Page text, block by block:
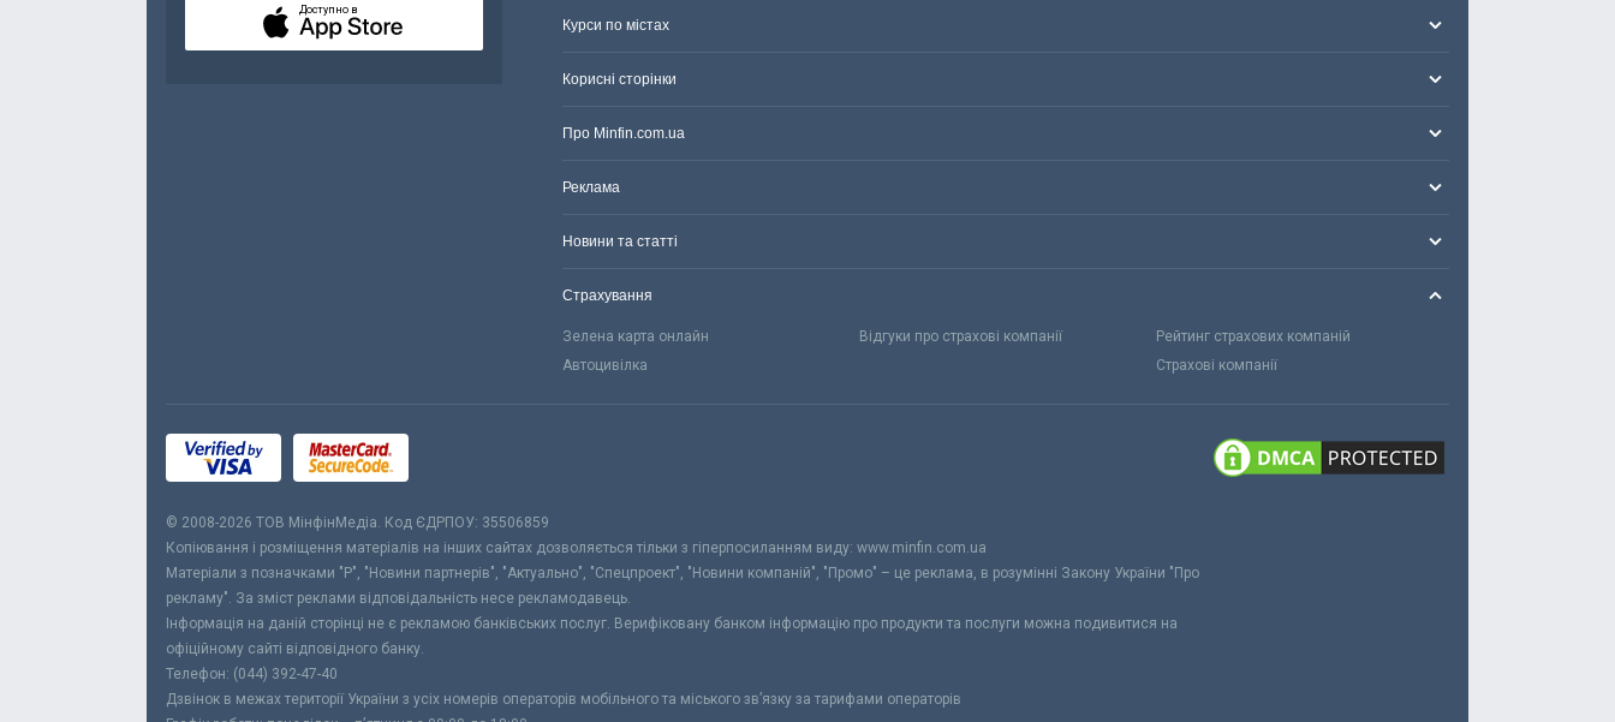
Доступно в
Курси по містах
Корисні сторінки
Про Minfin.com.ua
Реклама
Новини та статті
Страхування
Зелена карта онлайн Відгуки про страхові компанії
Рейтинг страхових компаній
Автоцивілка
Страхові компанії
© 2008-2026 ТОВ МiнфiнМедiа. Код ЄДРПОУ: 35506859
Копіювання і розміщення матеріалів на інших сайтах дозволяється тільки з гіперпосиланням виду: www.minfin.com.ua
Матеріали з позначками "Р", "Новини партнерів", "Актуально", "Спецпроект", "Новини компаній", "Промо" – це реклама, в розумінні Закону України "Про
рекламу". За зміст реклами відповідальність несе рекламодавець.
Інформація на даній сторінці не є рекламою банківських послуг. Верифіковану банком інформацію про продукти та послуги можна подивитися на
офіційному сайті відповідного банку.
Телефон: (044) 392-47-40
Дзвінок в межах території України з усіх номерів операторів мобільного та міського зв’язку за тарифами операторів